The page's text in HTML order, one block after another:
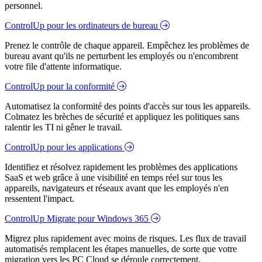
personnel.
ControlUp pour les ordinateurs de bureau
Prenez le contrôle de chaque appareil. Empêchez les problèmes de
bureau avant qu'ils ne perturbent les employés ou n'encombrent
votre file d'attente informatique.
ControlUp pour la conformité
Automatisez la conformité des points d'accès sur tous les appareils.
Colmatez les brèches de sécurité et appliquez les politiques sans
ralentir les TI ni gêner le travail.
ControlUp pour les applications
Identifiez et résolvez rapidement les problèmes des applications
SaaS et web grâce à une visibilité en temps réel sur tous les
appareils, navigateurs et réseaux avant que les employés n'en
ressentent l'impact.
ControlUp Migrate pour Windows 365
Migrez plus rapidement avec moins de risques. Les flux de travail
automatisés remplacent les étapes manuelles, de sorte que votre
migration vers les PC Cloud se déroule correctement.